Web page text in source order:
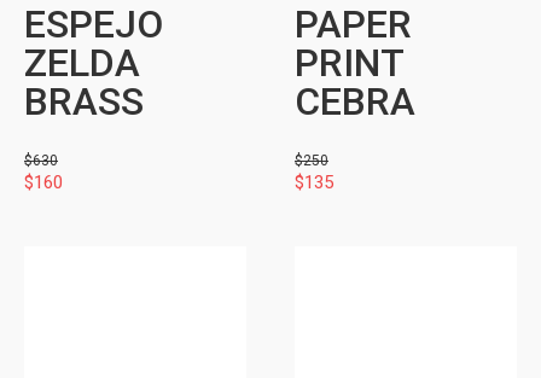
ESPEJO
ZELDA
BRASS
$630
$160
PAPER
PRINT
CEBRA
$250
$135